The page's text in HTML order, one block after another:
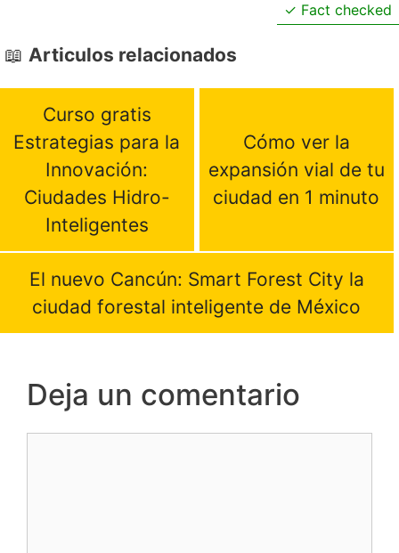
Fact checked
Articulos relacionados
Curso gratis
Estrategias para la
Innovación:
Ciudades Hidro-
Inteligentes
Cómo ver la
expansión vial de tu
ciudad en 1 minuto
El nuevo Cancún: Smart Forest City la
ciudad forestal inteligente de México
Deja un comentario